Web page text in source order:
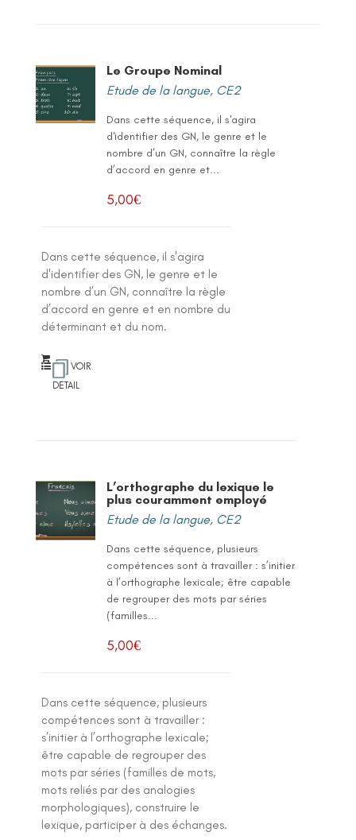
Le Groupe Nominal
Etude de la langue, CE2
Dans cette séquence, il s'agira
d'identifier des GN, le genre et le
nombre d’un GN, connaître la règle
d’accord en genre et...
5,00€
Dans cette séquence, il s'agira
d'identifier des GN, le genre et le
nombre d’un GN, connaître la règle
d’accord en genre et en nombre du
déterminant et du nom.
VOIR
DETAIL
L’orthographe du lexique le
plus couramment employé
Etude de la langue, CE2
Dans cette séquence, plusieurs
compétences sont à travailler : s’initier
à l’orthographe lexicale; être capable
de regrouper des mots par séries
(familles...
5,00€
Dans cette séquence, plusieurs
compétences sont à travailler :
s’initier à l’orthographe lexicale;
être capable de regrouper des
mots par séries (familles de mots,
mots reliés par des analogies
morphologiques), construire le
lexique, participer à des échanges.